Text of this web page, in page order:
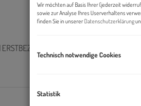
Wir möchten auf Basis Ihrer (jederzeit
sowie zur Analyse Ihres Userverhaltens
finden Sie in unserer Datenschutzerklärung
Technisch notwendige Cookies
Statistik